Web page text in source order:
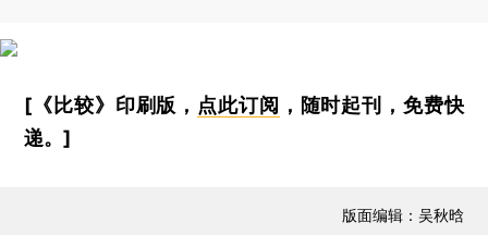
[《比较》印刷版， 点此订阅 ，随时起刊，免费快
递。]
版面编辑：吴秋晗